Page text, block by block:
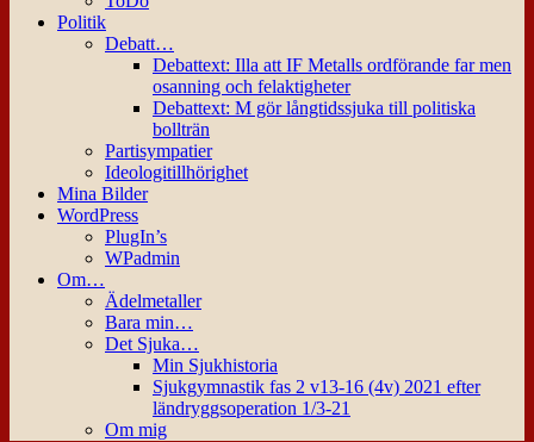
Politik
Debatt…
Debattext: Illa att IF Metalls ordförande far men
osanning och felaktigheter
Debattext: M gör långtidssjuka till politiska
bollträn
Partisympatier
Ideologitillhörighet
Mina Bilder
WordPress
PlugIn’s
WPadmin
Om…
Ädelmetaller
Bara min…
Det Sjuka…
Min Sjukhistoria
Sjukgymnastik fas 2 v13-16 (4v) 2021 efter
ländryggsoperation 1/3-21
Om mig